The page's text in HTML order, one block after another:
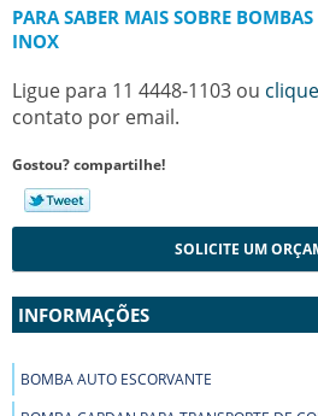
PARA SABER MAIS SOBRE
INOX
Ligue para 11 4448-1103 ou
contato por email.
Gostou? compartilhe!
SOLICITE UM
INFORMAÇÕES
BOMBA AUTO ESCORVANTE